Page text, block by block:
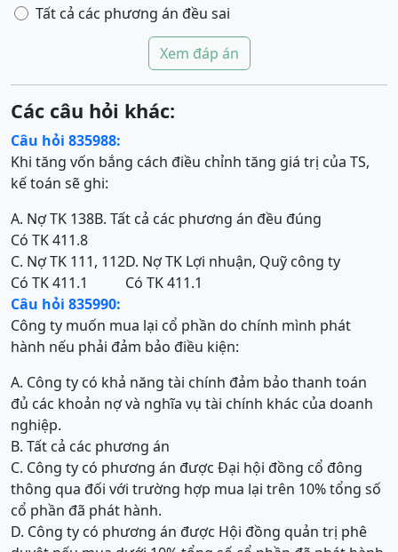
Tất cả các phương án đều sai
Xem đáp án
Các câu hỏi khác:
Câu hỏi 835988:
Khi tăng vốn bắng cách điều chỉnh tăng giá trị của TS,
kế toán sẽ ghi:
A. Nợ TK 138
Có TK 411.8
B. Tất cả các phương án đều đúng
C. Nợ TK 111, 112
Có TK 411.1
D. Nợ TK Lợi nhuận, Quỹ công ty
Có TK 411.1
Câu hỏi 835990:
Công ty muốn mua lại cổ phần do chính mình phát
hành nếu phải đảm bảo điều kiện:
A. Công ty có khả năng tài chính đảm bảo thanh toán
đủ các khoản nợ và nghĩa vụ tài chính khác của doanh
nghiệp.
B. Tất cả các phương án
C. Công ty có phương án được Đại hội đồng cổ đông
thông qua đối với trường hợp mua lại trên 10% tổng số
cổ phần đã phát hành.
D. Công ty có phương án được Hội đồng quản trị phê